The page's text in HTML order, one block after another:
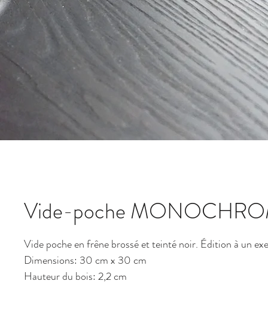
Vide-poche
Vide poche en frêne brossé et teinté noir. Édition à un
Dimensions: 30 cm x 30 cm
Hauteur du bois: 2,2 cm